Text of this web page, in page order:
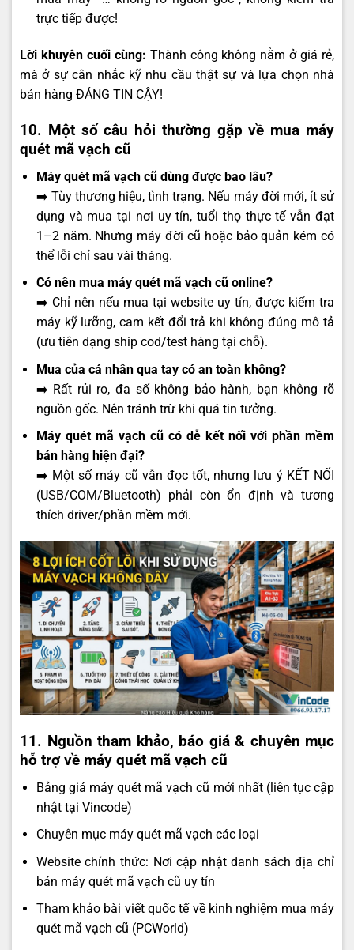
trực tiếp được!
Lời khuyên cuối cùng: Thành công không nằm ở giá rẻ,
mà ở sự cân nhắc kỹ nhu cầu thật sự và lựa chọn nhà
bán hàng ĐÁNG TIN CẬY!
10. Một số câu hỏi thường gặp về mua máy
quét mã vạch cũ
Máy quét mã vạch cũ dùng được bao lâu?
➡️ Tùy thương hiệu, tình trạng. Nếu máy đời mới, ít sử
dụng và mua tại nơi uy tín, tuổi thọ thực tế vẫn đạt
1–2 năm. Nhưng máy đời cũ hoặc bảo quản kém có
thể lỗi chỉ sau vài tháng.
Có nên mua máy quét mã vạch cũ online?
➡️ Chỉ nên nếu mua tại website uy tín, được kiểm tra
máy kỹ lưỡng, cam kết đổi trả khi không đúng mô tả
(ưu tiên dạng ship cod/test hàng tại chỗ).
Mua của cá nhân qua tay có an toàn không?
➡️ Rất rủi ro, đa số không bảo hành, bạn không rõ
nguồn gốc. Nên tránh trừ khi quá tin tưởng.
Máy quét mã vạch cũ có dễ kết nối với phần mềm
bán hàng hiện đại?
➡️ Một số máy cũ vẫn đọc tốt, nhưng lưu ý KẾT NỐI
(USB/COM/Bluetooth) phải còn ổn định và tương
thích driver/phần mềm mới.
11. Nguồn tham khảo, báo giá & chuyên mục
hỗ trợ về máy quét mã vạch cũ
Bảng giá máy quét mã vạch cũ mới nhất (liên tục cập
nhật tại Vincode)
Chuyên mục máy quét mã vạch các loại
Website chính thức: Nơi cập nhật danh sách địa chỉ
bán máy quét mã vạch cũ uy tín
Tham khảo bài viết quốc tế về kinh nghiệm mua máy
quét mã vạch cũ (PCWorld)